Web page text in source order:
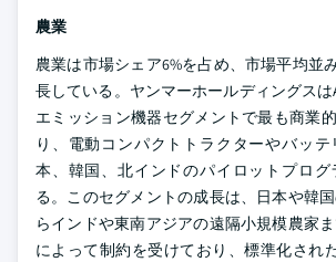
農業
農業は市場シェア6%を占め、市場平均並み
長している。ヤンマーホールディングスは
エミッション機器セグメントで最も商業
り、電動コンパクトトラクターやバッテ
本、韓国、北インドのパイロットプロ
る。このセグメントの成長は、日本や韓
らインドや東南アジアの遠隔小規模農家
によって制約を受けており、標準化され